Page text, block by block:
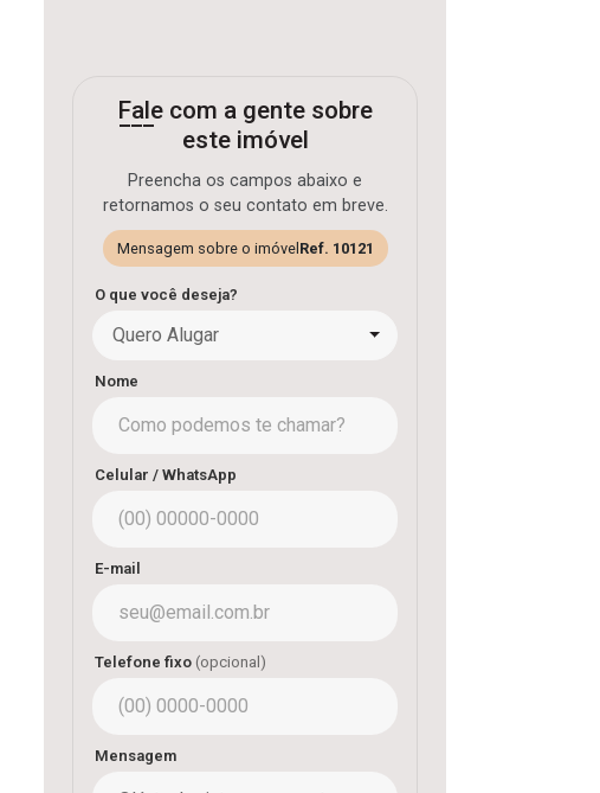
Fale com a gente sobre
este imóvel
Preencha os campos abaixo e
retornamos o seu contato em breve.
Mensagem sobre o imóvel Ref. 10121
O que você deseja?
Quero Alugar
Nome
Celular / WhatsApp
E-mail
Telefone fixo (opcional)
Mensagem